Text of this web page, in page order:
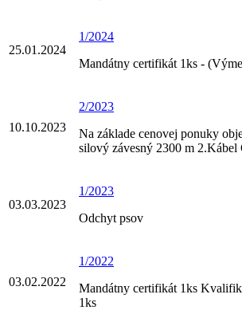
25.01.2024
1/2024
Mandátny certifikát 1ks -
10.10.2023
2/2023
Na základe cenovej ponuky
silový závesný 2300 m
03.03.2023
1/2023
Odchyt psov
03.02.2022
1/2022
Mandátny certifikát 1ks
1ks